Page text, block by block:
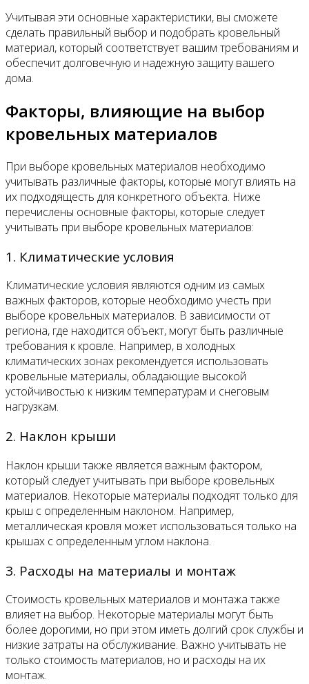
Учитывая эти основные характеристики, вы сможете
сделать правильный выбор и подобрать кровельный
материал, который соответствует вашим требованиям и
обеспечит долговечную и надежную защиту вашего
дома.
Факторы, влияющие на выбор
кровельных материалов
При выборе кровельных материалов необходимо
учитывать различные факторы, которые могут влиять на
их подходящесть для конкретного объекта. Ниже
перечислены основные факторы, которые следует
учитывать при выборе кровельных материалов:
1. Климатические условия
Климатические условия являются одним из самых
важных факторов, которые необходимо учесть при
выборе кровельных материалов. В зависимости от
региона, где находится объект, могут быть различные
требования к кровле. Например, в холодных
климатических зонах рекомендуется использовать
кровельные материалы, обладающие высокой
устойчивостью к низким температурам и снеговым
нагрузкам.
2. Наклон крыши
Наклон крыши также является важным фактором,
который следует учитывать при выборе кровельных
материалов. Некоторые материалы подходят только для
крыш с определенным наклоном. Например,
металлическая кровля может использоваться только на
крышах с определенным углом наклона.
3. Расходы на материалы и монтаж
Стоимость кровельных материалов и монтажа также
влияет на выбор. Некоторые материалы могут быть
более дорогими, но при этом иметь долгий срок службы и
низкие затраты на обслуживание. Важно учитывать не
только стоимость материалов, но и расходы на их
монтаж.